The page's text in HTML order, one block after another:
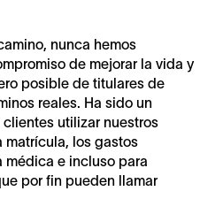
nunca hemos
de mejorar la vida y
posible de titulares de
reales. Ha sido un
utilizar nuestros
matrícula, los gastos
e incluso para
por fin pueden llamar